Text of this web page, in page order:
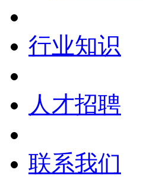
行业知识
人才招聘
联系我们